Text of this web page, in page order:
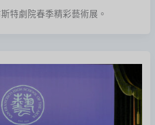
特劇院春季精彩藝術展。